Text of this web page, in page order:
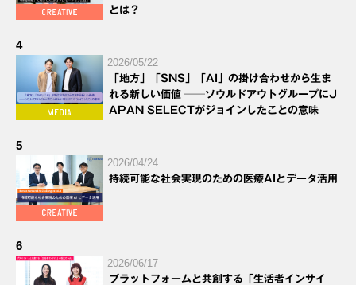
とは？
4
2026/05/22
「地方」「SNS」「AI」の掛け合わせから生ま
れる新しい価値 ──ソウルドアウトグループにJ
APAN SELECTがジョインしたことの意味
5
2026/04/24
持続可能な社会実現のための医療AIとデータ活用
6
2026/06/17
プラットフォームと共創する「生活者インサイ